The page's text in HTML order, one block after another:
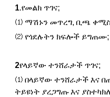
1.የመልክ ጥገና;
⑴ ማሽኑን መጥረግ, ቢጫ
⑵ የጎደሉትን ክፍሎች ይግጠሙ;
2የላይኛው ተንሸራታች ጥገና;
⑴ በላይኛው ተንሸራታች እና
ትይዩነት ያረጋግጡ እና